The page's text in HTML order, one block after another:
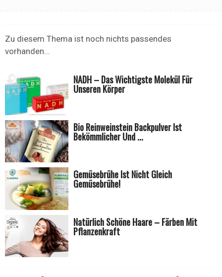
Zu diesem Thema ist noch nichts passendes
vorhanden...
NADH – Das Wichtigste Molekül Für
Unseren Körper
Bio Reinweinstein Backpulver Ist
Bekömmlicher Und ...
Gemüsebrühe Ist Nicht Gleich
Gemüsebrühe!
Natürlich Schöne Haare – Färben Mit
Pflanzenkraft